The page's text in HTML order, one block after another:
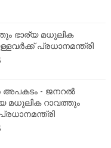
ഭാര്യ മധുലിക
പ്രധാനമന്ത്രി
അപകടം - ജനറല്‍
മധുലിക റാവത്തും